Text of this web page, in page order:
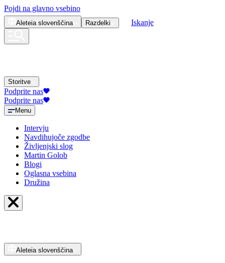
Pojdi na glavno vsebino
Aleteia slovenščina Razdelki Iskanje
Storitve
Podprite nas
Podprite nas
Menu
Intervju
Navdihujoče zgodbe
Življenjski slog
Martin Golob
Blogi
Oglasna vsebina
Družina
Aleteia slovenščina